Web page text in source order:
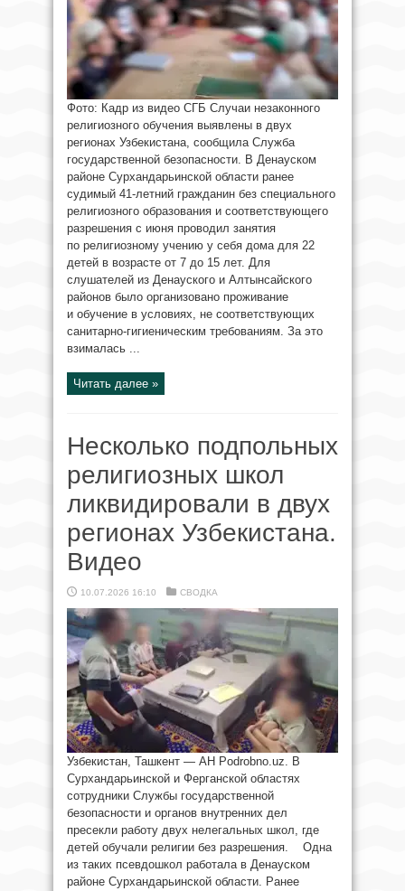
Фото: Кадр из видео СГБ Случаи незаконного
религиозного обучения выявлены в двух
регионах Узбекистана, сообщила Служба
государственной безопасности. В Денауском
районе Сурхандарьинской области ранее
судимый 41-летний гражданин без специального
религиозного образования и соответствующего
разрешения с июня проводил занятия
по религиозному учению у себя дома для 22
детей в возрасте от 7 до 15 лет. Для
слушателей из Денауского и Алтынсайского
районов было организовано проживание
и обучение в условиях, не соответствующих
санитарно-гигиеническим требованиям. За это
взималась ...
Читать далее »
Несколько подпольных
религиозных школ
ликвидировали в двух
регионах Узбекистана.
Видео
10.07.2026 16:10 СВОДКА
Узбекистан, Ташкент — АН Podrobno.uz. В
Сурхандарьинской и Ферганской областях
сотрудники Службы государственной
безопасности и органов внутренних дел
пресекли работу двух нелегальных школ, где
детей обучали религии без разрешения. Одна
из таких псевдошкол работала в Денауском
районе Сурхандарьинской области. Ранее